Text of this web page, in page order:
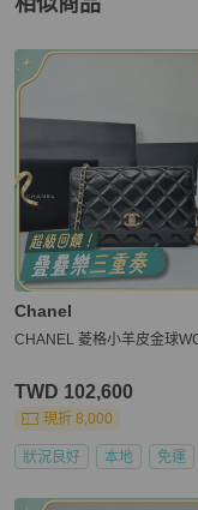
更多相似Chanel女包
Chanel
CHANEL 菱格小羊皮金球
TWD 102,600
現折 8,000
狀況良好 本地 免運